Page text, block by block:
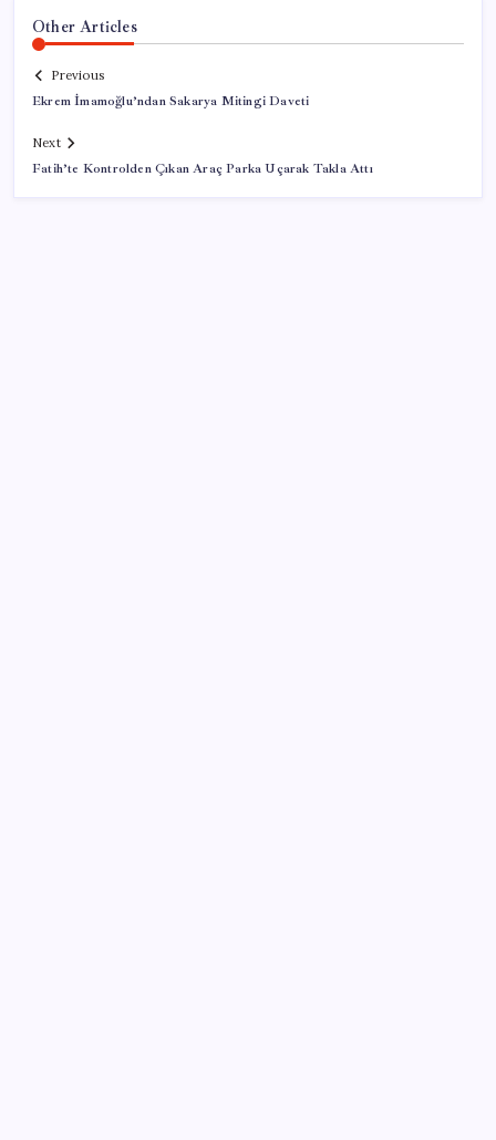
Other Articles
Previous
Ekrem İmamoğlu’ndan Sakarya Mitingi Daveti
Next
Fatih’te Kontrolden Çıkan Araç Parka Uçarak Takla Attı